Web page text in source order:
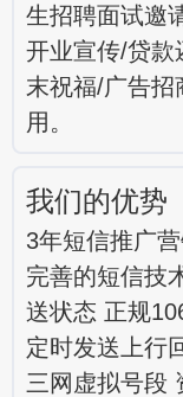
生招聘面试邀
开业宣传/贷款
末祝福/广告招
用。
我们的优势
3年短信推广
完善的短信技
送状态 正规
定时发送上行
三网虚拟号段